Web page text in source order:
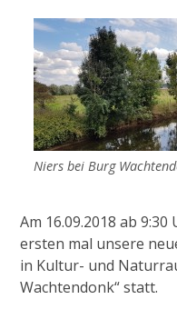
AUFGABEN
Gewässerausbau
Anlagen
Historisches Wehr
Niers bei Burg
Am 16.09.2018 ab
ersten mal unsere
in Kultur- und
Wachtendonk“ statt.